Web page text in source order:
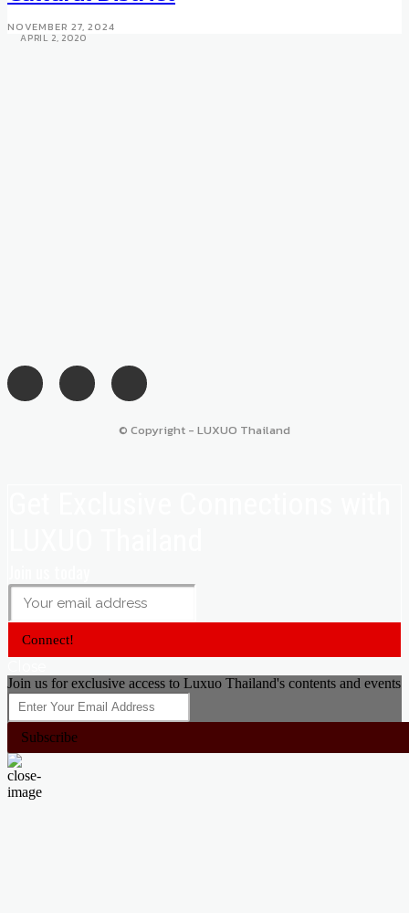
Goes Up for Sale
APRIL 2, 2020
NOVEMBER 27, 2024
© Copyright - LUXUO Thailand
Connect!
Join us for exclusive access to Luxuo Thailand's contents and events
Subscribe